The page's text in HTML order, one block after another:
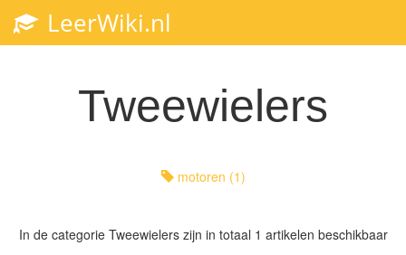
LeerWiki.nl
Tweewielers
motoren (1)
In de categorie Tweewielerszijn in totaal 1 artikelen beschikbaar